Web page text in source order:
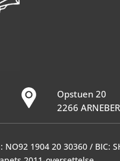
Opstuen 20
2266
1904 20 30360 / BIC: